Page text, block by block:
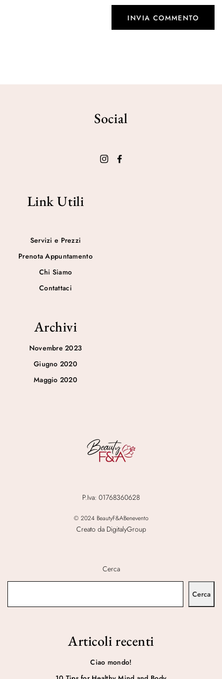
P.Iva: 01768360628
© 2024 BeautyF&ABenevento
Creato da DigitalyGroup
Cerca
Cerca
Articoli recenti
Ciao mondo!
Link Utili
Servizi e Prezzi
Prenota Appuntamento
Chi Siamo
Contattaci
Archivi
Novembre 2023
Giugno 2020
Maggio 2020
Social